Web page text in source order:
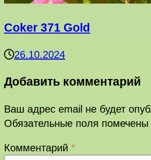
Coker 371 Gold
26.10.2024
Добавить комментарий
Ваш адрес email не будет
Обязательные поля помечены
Комментарий *